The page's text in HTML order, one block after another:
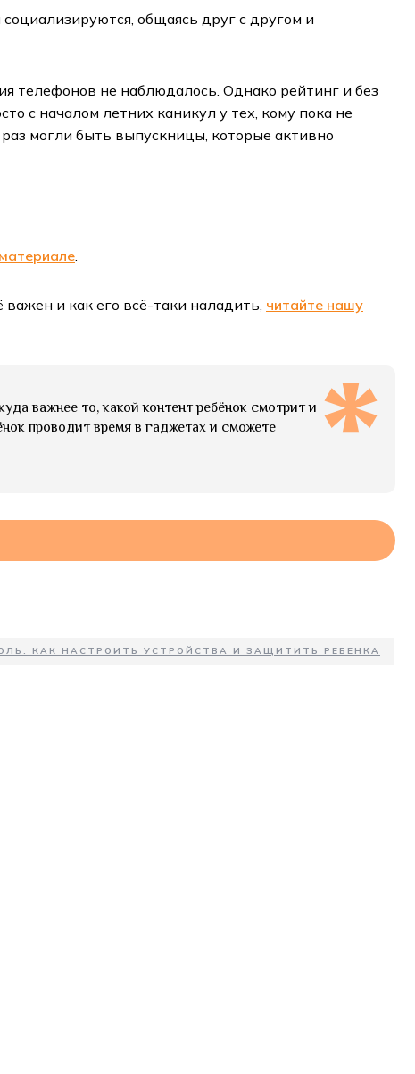
общаясь друг с другом и
телефонов не наблюдалось. Однако рейтинг и без
с началом летних каникул у тех, кому пока не
могли быть выпускницы, которые активно
.
и как его всё-таки наладить, читайте нашу
важнее то, какой контент ребёнок смотрит и
проводит время в гаджетах и сможете
КАК НАСТРОИТЬ УСТРОЙСТВА И ЗАЩИТИТЬ РЕБЕНКА